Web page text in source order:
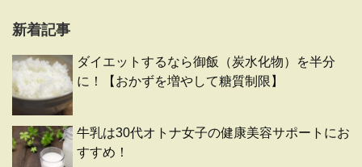
新着記事
ダイエットするなら御飯（炭水化物）を半分
に！【おかずを増やして糖質制限】
牛乳は30代オトナ女子の健康美容サポートにお
すすめ！